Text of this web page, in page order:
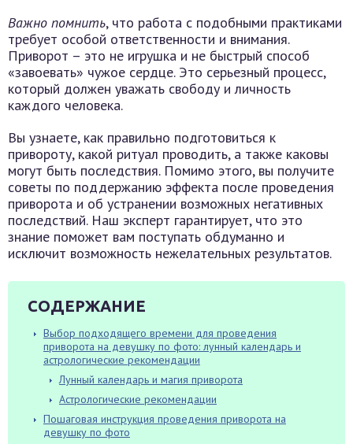
Важно помнить, что работа с подобными практиками
требует особой ответственности и внимания.
Приворот – это не игрушка и не быстрый способ
«завоевать» чужое сердце. Это серьезный процесс,
который должен уважать свободу и личность
каждого человека.
Вы узнаете, как правильно подготовиться к
привороту, какой ритуал проводить, а также каковы
могут быть последствия. Помимо этого, вы получите
советы по поддержанию эффекта после проведения
приворота и об устранении возможных негативных
последствий. Наш эксперт гарантирует, что это
знание поможет вам поступать обдуманно и
исключит возможность нежелательных результатов.
СОДЕРЖАНИЕ
Выбор подходящего времени для проведения
приворота на девушку по фото: лунный календарь и
астрологические рекомендации
Лунный календарь и магия приворота
Астрологические рекомендации
Пошаговая инструкция проведения приворота на
девушку по фото